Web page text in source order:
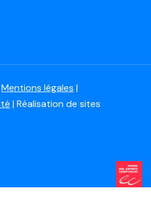
Mentions légales |
| Réalisation de sites